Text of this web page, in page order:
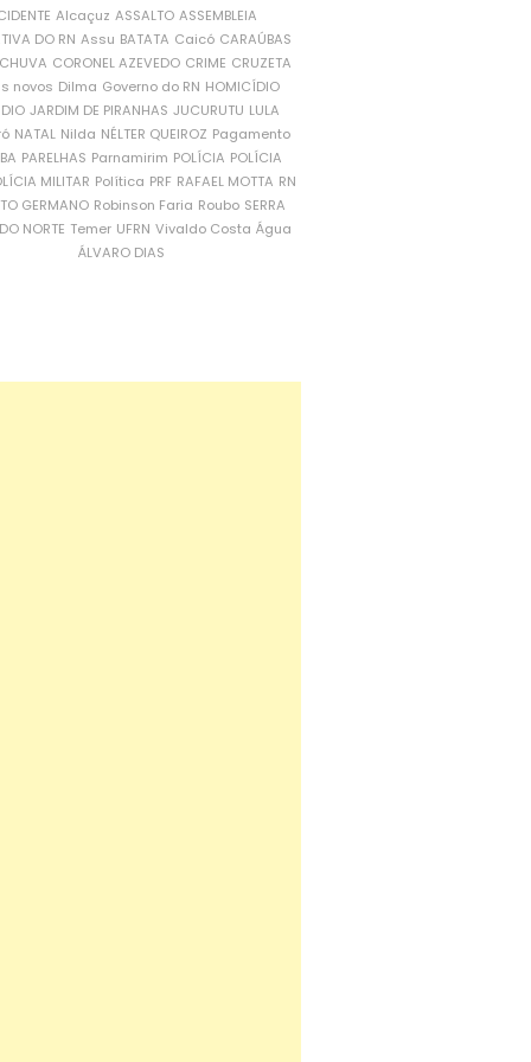
Alcaçuz ASSALTO ASSEMBLEIA
DO RN Assu BATATA Caicó CARAÚBAS
CORONEL AZEVEDO CRIME CRUZETA
novos Dilma Governo do RN HOMICÍDIO
JARDIM DE PIRANHAS JUCURUTU LULA
NATAL Nilda NÉLTER QUEIROZ Pagamento
PARELHAS Parnamirim POLÍCIA POLÍCIA
MILITAR Política PRF RAFAEL MOTTA RN
GERMANO Robinson Faria Roubo SERRA
NORTE Temer UFRN Vivaldo Costa Água
ÁLVARO DIAS